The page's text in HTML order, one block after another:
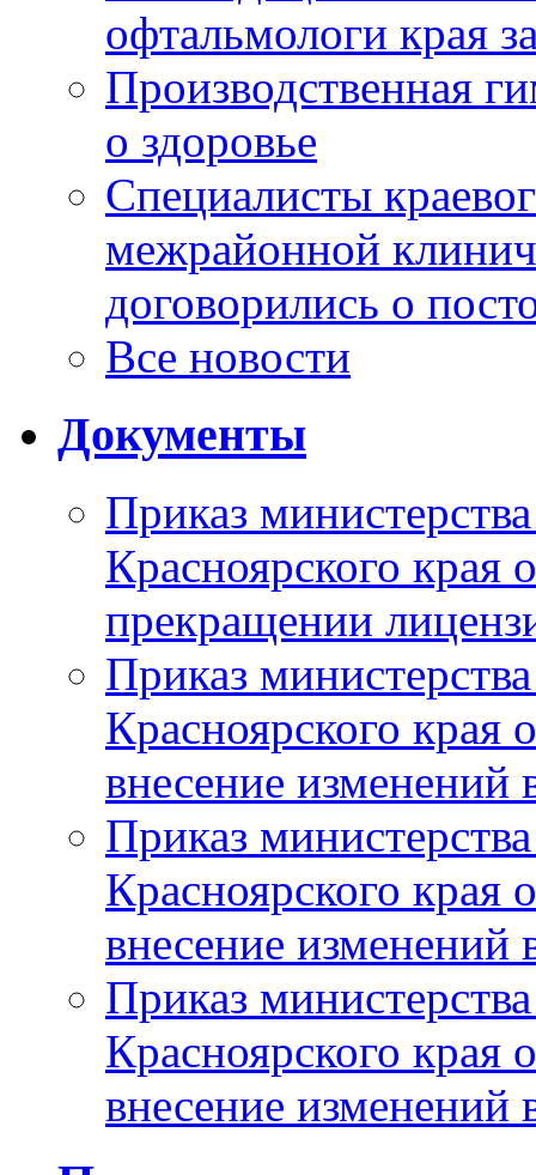
офтальмологи края
Производственная
о здоровье
Специалисты
межрайонной
договорились о
Все новости
Документы
Приказ
Красноярского
прекращении
Приказ
Красноярского
внесение изменений
Приказ
Красноярского
внесение изменений
Приказ
Красноярского
внесение изменений